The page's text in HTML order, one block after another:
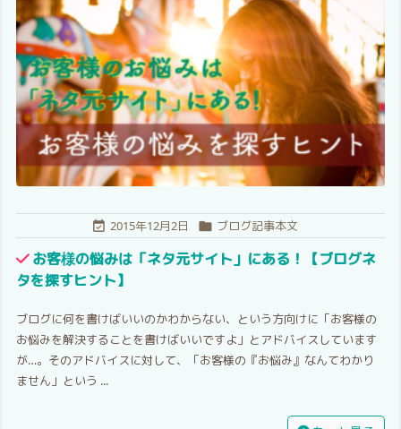
 2015年12月2日  ブログ記事本文
お客様の悩みは「ネタ元サイト」にある！【ブログネ
タを探すヒント】
ブログに何を書けばいいのかわからない、という方向けに「お客様の
お悩みを解決することを書けばいいですよ」とアドバイスしています
が…。そのアドバイスに対して、「お客様の『お悩み』なんてわかり
ません」という ...